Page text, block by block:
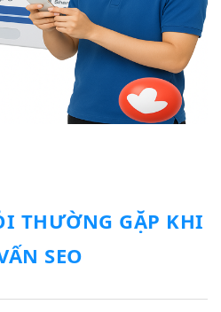
THƯỜNG GẶP KHI
SEO